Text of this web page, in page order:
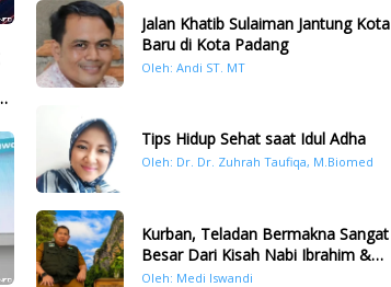
Jalan Khatib Sulaiman Jantung Kota
Baru di Kota Padang
Oleh: Andi ST. MT
Tips Hidup Sehat saat Idul Adha
Oleh: Dr. Dr. Zuhrah Taufiqa, M.Biomed
Kurban, Teladan Bermakna Sangat
Besar Dari Kisah Nabi Ibrahim &
Nabi Ismail
Oleh: Medi Iswandi